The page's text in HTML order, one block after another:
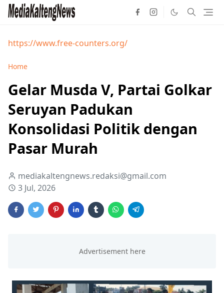
https://www.free-counters.org/
Home
Gelar Musda V, Partai Golkar
Seruyan Padukan
Konsolidasi Politik dengan
Pasar Murah
mediakaltengnews.redaksi@gmail.com
3 Jul, 2026